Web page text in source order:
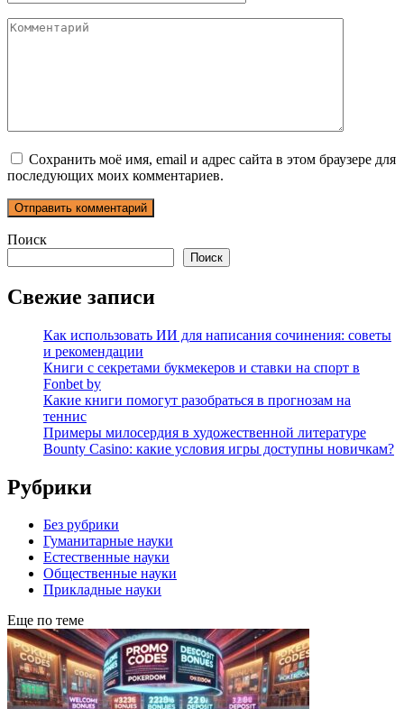
Комментарий
Сохранить моё имя, email и адрес сайта в этом браузере для
последующих моих комментариев.
Поиск
Поиск
Свежие записи
Как использовать ИИ для написания сочинения: советы
и рекомендации
Книги с секретами букмекеров и ставки на спорт в
Fonbet by
Какие книги помогут разобраться в прогнозам на
теннис
Примеры милосердия в художественной литературе
Bounty Casino: какие условия игры доступны новичкам?
Рубрики
Без рубрики
Гуманитарные науки
Естественные науки
Общественные науки
Прикладные науки
Еще по теме